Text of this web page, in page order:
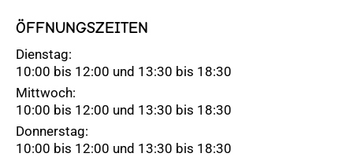
ÖFFNUNGSZEITEN
Dienstag:
10:00 bis 12:00 und 13:30 bis 18:30
Mittwoch:
10:00 bis 12:00 und 13:30 bis 18:30
Donnerstag:
10:00 bis 12:00 und 13:30 bis 18:30